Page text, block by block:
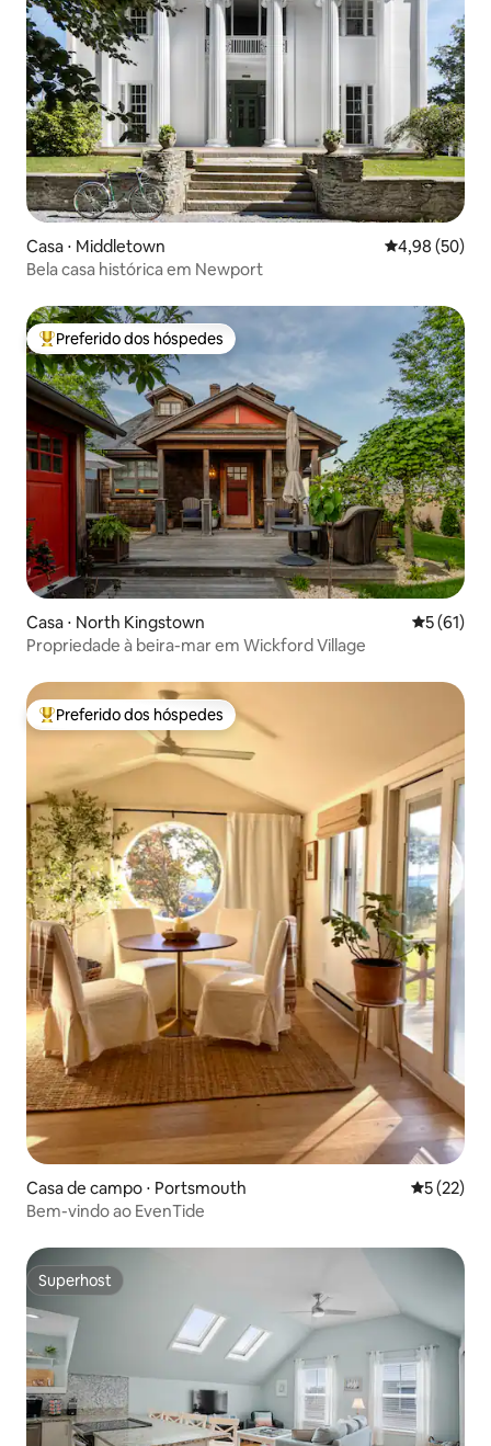
Casa ⋅ Middletown 4,98 de uma
4,98 (50)
Bela casa histórica em Newport
Entre os melhores preferidos dos hóspedes
Preferido dos hóspedes
Casa ⋅ North Kingstown 5 de uma
5 (61)
Propriedade à beira-mar em Wickford Village
Entre os melhores preferidos dos hóspedes
Preferido dos hóspedes
Casa de campo ⋅ Portsmouth 5 de uma
5 (22)
Bem-vindo ao EvenTide
Superhost
Superhost